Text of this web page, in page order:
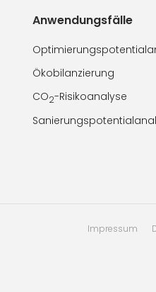
Anwendungsfälle
Ökobilanzierung
CO2-Risikoanalyse
Impressum